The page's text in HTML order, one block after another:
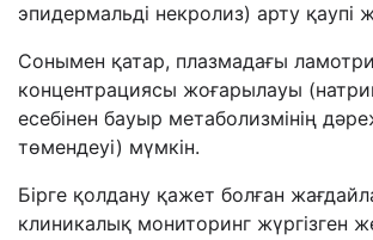
эпидермальді некролиз) арту қаупі
Сонымен қатар, плазмадағы
концентрациясы жоғарылауы
есебінен бауыр метаболизмінің
төмендеуі) мүмкін.
Бірге қолдану қажет болған
клиникалық мониторинг жүргізген